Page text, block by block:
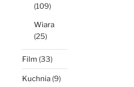
(109)
Wiara
(25)
Film (33)
Kuchnia (9)